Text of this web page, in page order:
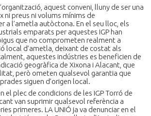
aquest conveni, lluny de ser una
ni preus ni volums mínims de
a l’ametla autòctona. En el seu lloc, els
emparats per aquestes IGP han
que no comprometen realment a
local d’ametla, deixant de costat als
aquestes indústries es beneficien de
geogràfica de Xixona i Alacant, que
però ometen qualsevol garantia que
siguen d’origen local.
el plec de condicions de les IGP Torró de
van suprimir qualsevol referència a
primeres. LA UNIÓ ja va denunciar en el